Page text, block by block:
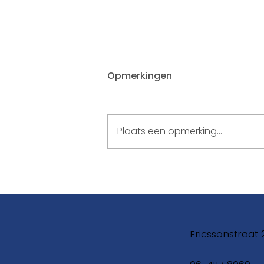
Opmerkingen
Plaats een opmerking...
Ericssonstraat